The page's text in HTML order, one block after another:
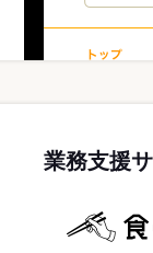
業務支援